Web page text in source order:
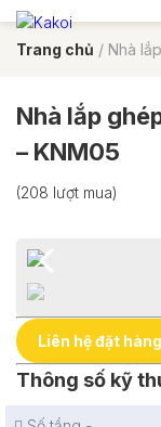
Trang chủ / Nhà
Nhà lắp
– KNM05
(208 lượt mua)
Liên hệ đặt hàng
Thông số kỹ